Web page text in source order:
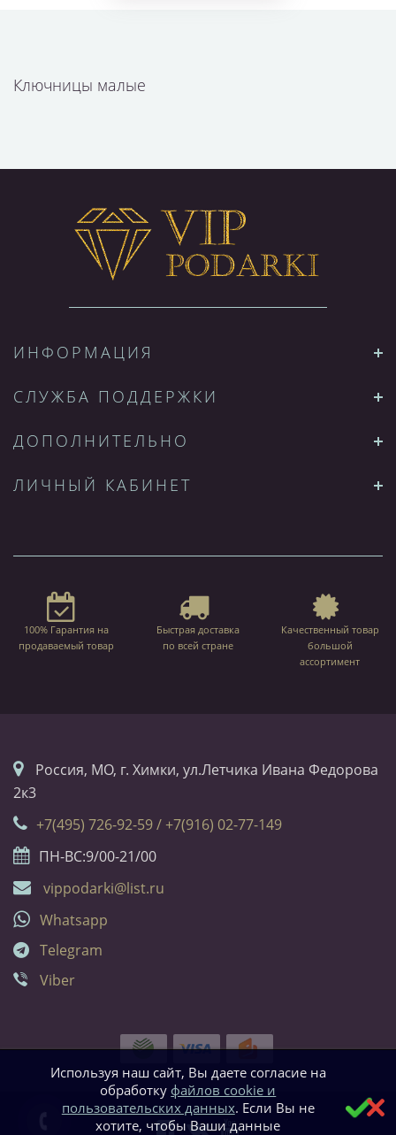
Ключницы малые
ИНФОРМАЦИЯ
СЛУЖБА ПОДДЕРЖКИ
ДОПОЛНИТЕЛЬНО
ЛИЧНЫЙ КАБИНЕТ
100% Гарантия на
продаваемый товар
Быстрая доставка
по всей стране
Качественный товар
большой
ассортимент
Россия, МО, г. Химки, ул.Летчика Ивана Федорова
2к3
+7(495) 726-92-59 / +7(916) 02-77-149
ПН-ВС:9/00-21/00
vippodarki@list.ru
Whatsapp
Telegram
Viber
Используя наш сайт, Вы даете согласие на
обработкуфайлов cookie и
пользовательских данных. Если Вы не
хотите, чтобы Ваши данные